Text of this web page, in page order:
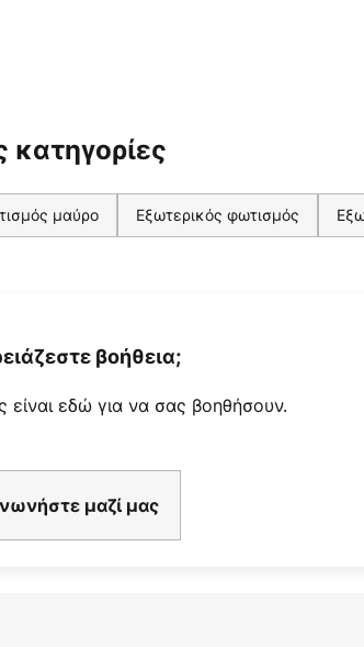
κατηγορίες
μαύρο Εξωτερικός φωτισμός
βοήθεια;
είναι εδώ για να σας βοηθήσουν.
μαζί μας